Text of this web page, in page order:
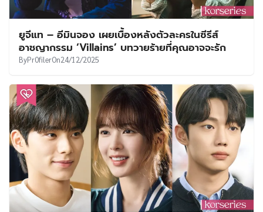
ยูจีแท – อีมินจอง เผยเบื้องหลังตัวละครในซีรีส์
อาชญากรรม ‘Villains’ บทวายร้ายที่คุณอาจจะรัก
ByPr0filerOn24/12/2025